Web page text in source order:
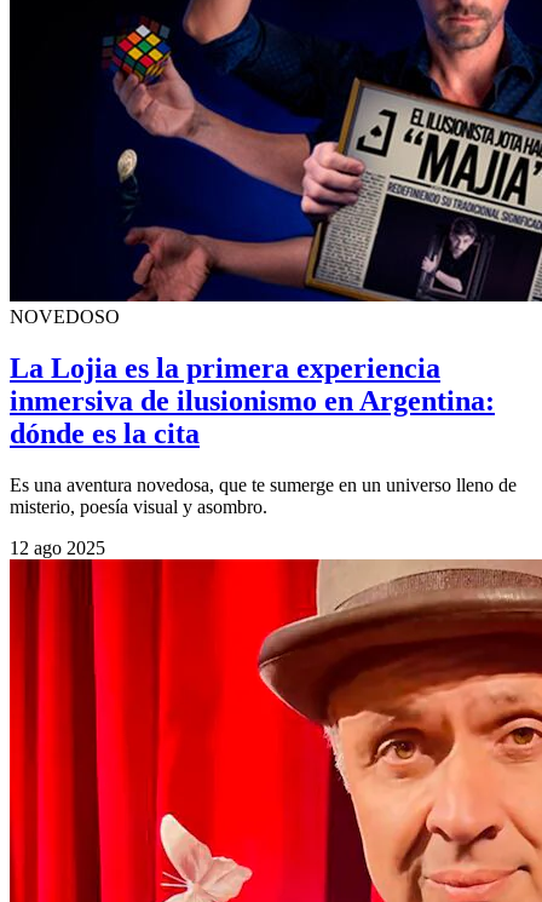
NOVEDOSO
La Lojia es la primera experiencia
inmersiva de ilusionismo en Argentina:
dónde es la cita
Es una aventura novedosa, que te sumerge en un universo lleno de
misterio, poesía visual y asombro.
12 ago 2025